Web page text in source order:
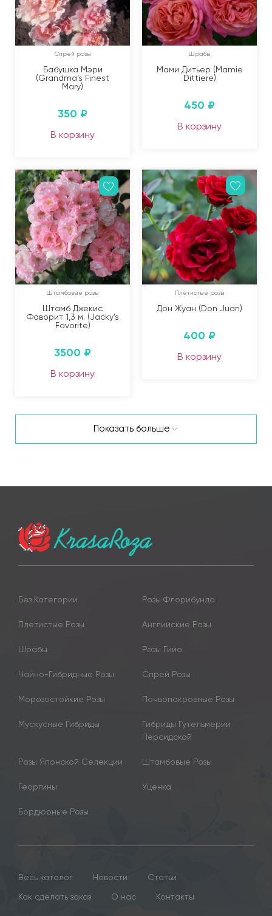
Спрей розы
Бабушка Мэри
(Grandma’s Finest
Mary)
350 ₽
В корзину
Шрабы
Мами Дитьер (Mamie
Dittiere)
450 ₽
В корзину
Штамбовые розы
Штамб Джекис
Фаворит 1,3 м. (Jacky’s
Favorite)
3500 ₽
В корзину
Плетистые розы
Дон Жуан (Don Juan)
400 ₽
В корзину
Показать больше
Без Категории Розы Флорибунда
Плетистые Розы Английские Розы
Шрабы Розы Гийо
Чайно-Гибридные Розы Спрей Розы
Морозостойкие Розы Почвопокровные Розы
Мускусные Гибриды
Гибриды Гутельмерии
Персидской
Розы Японской Селекции Штамбовые Розы
Георгины Уценка
Бордюрные Розы
Весь каталог Новости
Статьи
Как сделать заказ
О нас Контакты